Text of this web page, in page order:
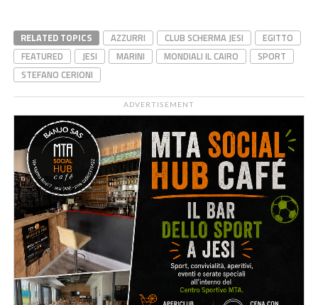
RELATED TOPICS AZZURRI CLUB SCHERMA JESI
EGITTO
FEATURED
JESI MARINI MONDIALI IL CAIRO
SPORT
STEFANO CERIONI
ADVERTISEMENT